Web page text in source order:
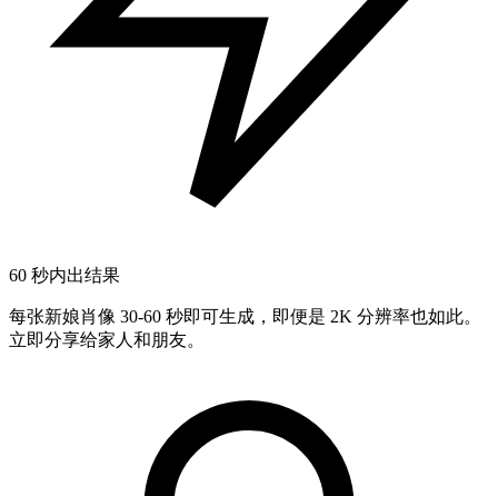
60 秒内出结果
每张新娘肖像 30-60 秒即可生成，即便是 2K 分辨率也如此。
立即分享给家人和朋友。